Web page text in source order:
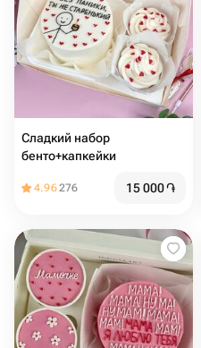
Сладкий набор
бенто+капкейки
4.96276 15 000֏